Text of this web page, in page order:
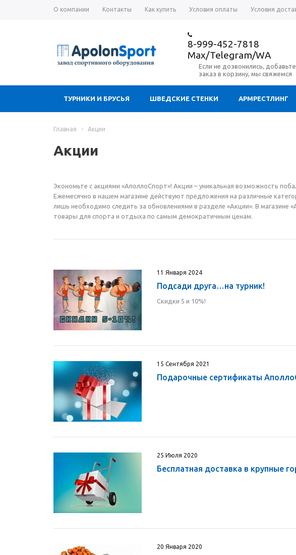
О компании Контакты Как купить Условия оплаты Условия
8-999-452-7818
Max/Telegram/WA
Если не дозвонились, добавьте
заказ в корзину, мы свяжемся
ТУРНИКИ И БРУСЬЯ ШВЕДСКИЕ СТЕНКИ АРМРЕСТЛИНГ
Главная - Акции
Акции
Экономьте с акциями «АполлоСпорт»! Акции – уникальная возможность
Ежемесячно в нашем магазине действуют предложения на различные
лишь необходимо следить за обновлениями в разделе «Акции». В магазине
товары для спорта и отдыха по самым демократичным ценам.
11 Января 2024
Подсади друга…на турник!
Скидки 5 и 10%!
15 Сентября 2021
Подарочные сертификаты
25 Июля 2020
Бесплатная доставка в крупные
20 Января 2020